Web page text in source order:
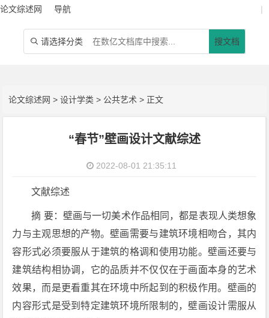
论文综述网 导航 |
 请选择分类 搜文档
论文综述网 >设计学类 > 公共艺术 > 正文
“春节”壁画设计文献综述
2022-08-01 21:35:11
文献综述
摘 要：壁画与一切美术作品相同，都是表现人类想象
力与主观思想的产物。壁画需要与建筑环境相吻合，其内
容形式必须要服从于建筑的格调和使用功能。壁画还要与
建筑结构相协调，它的品质并不仅仅在于画面本身的艺术
效果，而是更看重其在环境中所起到的积极作用。壁画的
内容形式是受到特定建筑环境所限制的，壁画设计需服从